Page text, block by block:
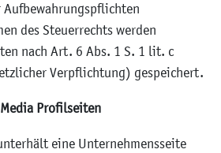
des Steuerrechts werden
nach Art. 6 Abs. 1 S. 1 lit. c
Verpflichtung) gespeichert.
Profilseiten
eine Unternehmensseite